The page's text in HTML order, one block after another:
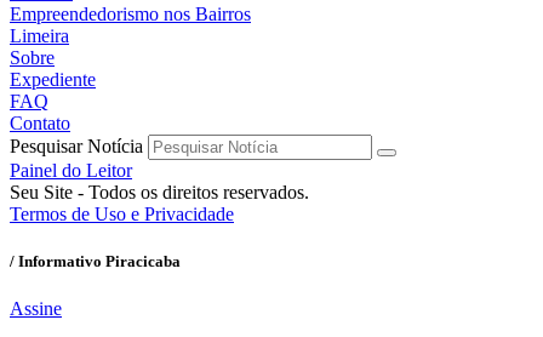
Empreendedorismo nos Bairros
Limeira
Sobre
Expediente
FAQ
Contato
Pesquisar Notícia
Painel do Leitor
Seu Site - Todos os direitos reservados.
Termos de Uso e Privacidade
/ Informativo Piracicaba
Assine